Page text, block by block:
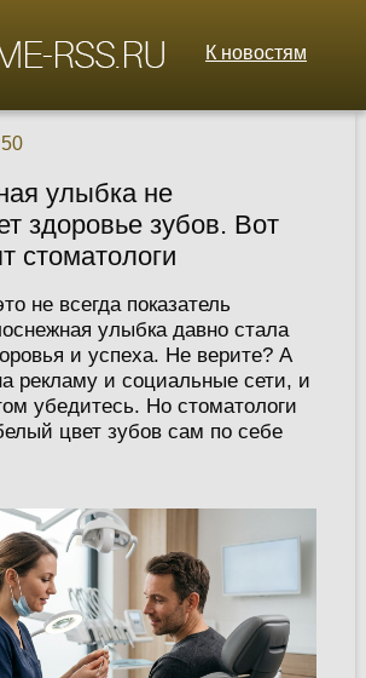
К новостям
улыбка не
здоровье зубов. Вот
стоматологи
не всегда показатель
улыбка давно стала
и успеха. Не верите? А
рекламу и социальные сети, и
убедитесь. Но стоматологи
цвет зубов сам по себе